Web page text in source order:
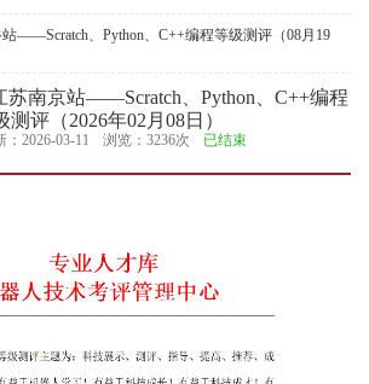
站——Scratch、Python、C++编程等级测评（08月19
苏南京站——Scratch、Python、C++编程
测评（2026年02月08日）
：2026-03-11 浏览：3236次 已结束